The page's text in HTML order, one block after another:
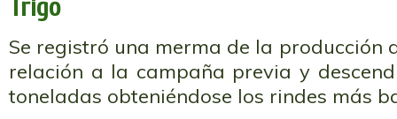
Trigo
Se registró una merma de la producción
relación a la campaña previa y
toneladas obteniéndose los rindes más